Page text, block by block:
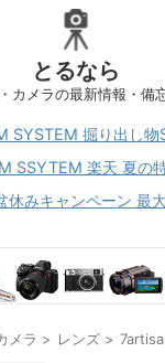
とるなら
カメラの最新情報・備
SYSTEM 掘り出し
SSYTEM 楽天 夏の
休みキャンペーン
メラ > レンズ >